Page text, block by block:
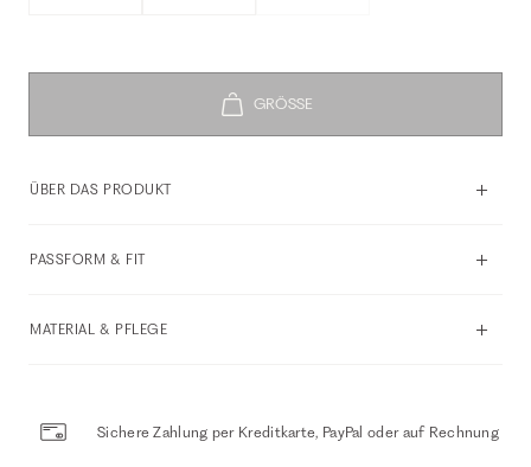
ÜBER DAS PRODUKT
PASSFORM & FIT
MATERIAL & PFLEGE
Sichere Zahlung per Kreditkarte, PayPal oder auf Rechnung